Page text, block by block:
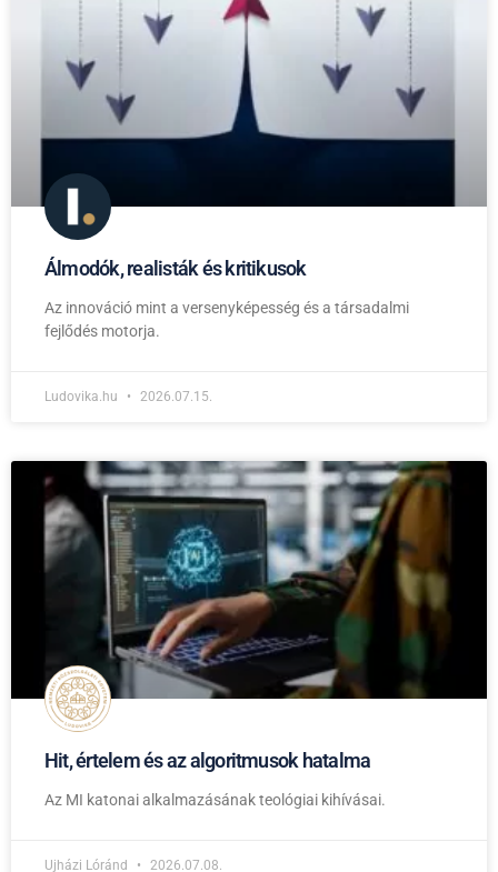
Álmodók, realisták és kritikusok
Az innováció mint a versenyképesség és a társadalmi
fejlődés motorja.
Ludovika.hu 2026.07.15.
Hit, értelem és az algoritmusok hatalma
Az MI katonai alkalmazásának teológiai kihívásai.
Ujházi Lóránd 2026.07.08.